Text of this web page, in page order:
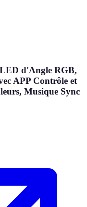
d'Angle RGB,
APP Contrôle et
Musique Sync